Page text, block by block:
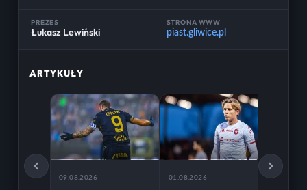
PREZES
Łukasz Lewiński
STRONA WWW
piast.gliwice.pl
ARTYKUŁY
09.08.2026 01.08.2026